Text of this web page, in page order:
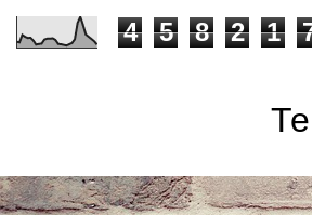
4 5 8 2 1